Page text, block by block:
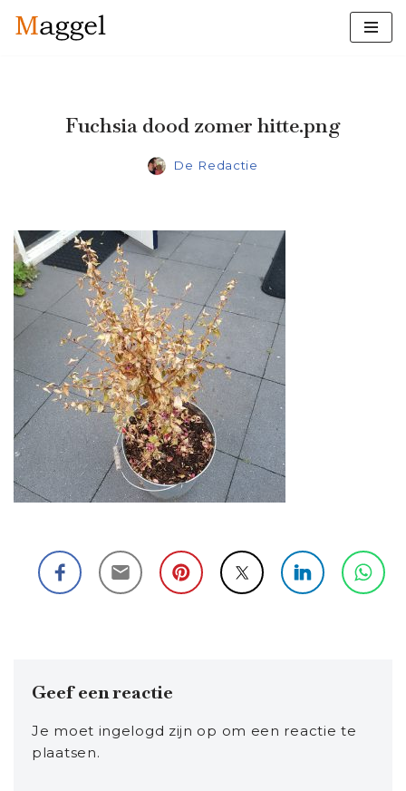
Fuchsia dood zomer hitte.png
De Redactie
Geef een reactie
Je moet ingelogd zijn op om een reactie te
plaatsen.